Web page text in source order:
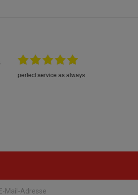
perfect service as always